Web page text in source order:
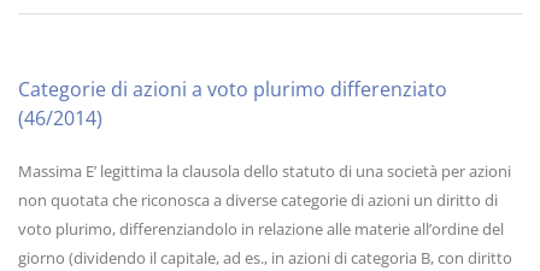
Categorie di azioni a voto plurimo differenziato
(46/2014)
Massima E’ legittima la clausola dello statuto di una società per azioni
non quotata che riconosca a diverse categorie di azioni un diritto di
voto plurimo, differenziandolo in relazione alle materie all’ordine del
giorno (dividendo il capitale, ad es., in azioni di categoria B, con diritto